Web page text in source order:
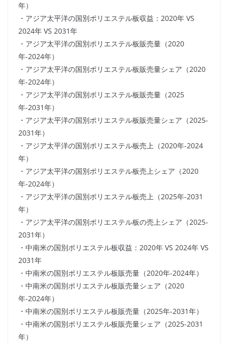
年）
・アジア太平洋の国別ポリエステル板収益：2020年 VS
2024年 VS 2031年
・アジア太平洋の国別ポリエステル板販売量（2020
年-2024年）
・アジア太平洋の国別ポリエステル板販売量シェア（2020
年-2024年）
・アジア太平洋の国別ポリエステル板販売量（2025
年-2031年）
・アジア太平洋の国別ポリエステル板販売量シェア（2025-
2031年）
・アジア太平洋の国別ポリエステル板売上（2020年-2024
年）
・アジア太平洋の国別ポリエステル板売上シェア（2020
年-2024年）
・アジア太平洋の国別ポリエステル板売上（2025年-2031
年）
・アジア太平洋の国別ポリエステル板の売上シェア（2025-
2031年）
・中南米の国別ポリエステル板収益：2020年 VS 2024年 VS
2031年
・中南米の国別ポリエステル板販売量（2020年-2024年）
・中南米の国別ポリエステル板販売量シェア（2020
年-2024年）
・中南米の国別ポリエステル板販売量（2025年-2031年）
・中南米の国別ポリエステル板販売量シェア（2025-2031
年）